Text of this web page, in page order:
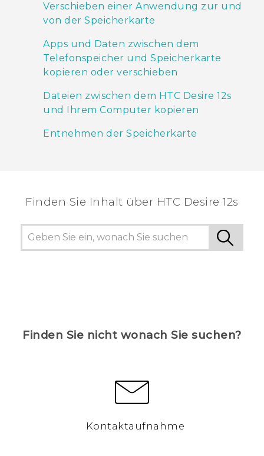
Verschieben einer Anwendung zur und
von der Speicherkarte
Apps und Daten zwischen dem
Telefonspeicher und Speicherkarte
kopieren oder verschieben
Dateien zwischen dem HTC Desire 12s
und Ihrem Computer kopieren
Entnehmen der Speicherkarte
Finden Sie Inhalt über‎ HTC Desire 12s
Finden Sie nicht wonach Sie suchen?
Kontaktaufnahme